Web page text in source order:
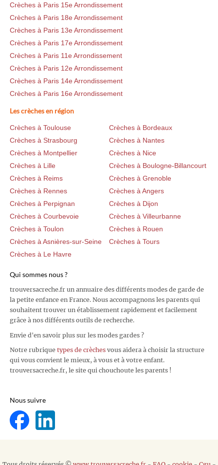
Crèches à Paris 15e Arrondissement
Crèches à Paris 18e Arrondissement
Crèches à Paris 13e Arrondissement
Crèches à Paris 17e Arrondissement
Crèches à Paris 11e Arrondissement
Crèches à Paris 12e Arrondissement
Crèches à Paris 14e Arrondissement
Crèches à Paris 16e Arrondissement
Les crèches en région
Crèches à Toulouse
Crèches à Bordeaux
Crèches à Strasbourg
Crèches à Nantes
Crèches à Montpellier
Crèches à Nice
Crèches à Lille
Crèches à Boulogne-Billancourt
Crèches à Reims
Crèches à Grenoble
Crèches à Rennes
Crèches à Angers
Crèches à Perpignan
Crèches à Dijon
Crèches à Courbevoie
Crèches à Villeurbanne
Crèches à Toulon
Crèches à Rouen
Crèches à Asnières-sur-Seine
Crèches à Tours
Crèches à Le Havre
Qui sommes nous ?
trouversacreche.fr un annuaire des différents modes de garde de
la petite enfance en France. Nous accompagnons les parents qui
souhaitent trouver un établissement rapidement et facilement
grâce à nos différents outils de recherche.
Envie d'en savoir plus sur les modes gardes ?
Notre rubrique types de crèches vous aidera à choisir la structure
qui vous convient le mieux, à vous et à votre enfant.
trouversacreche.fr, le site qui chouchoute les parents !
Nous suivre